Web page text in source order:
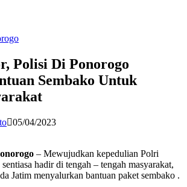
Polisi Di Ponorogo
Sembako Untuk
05/04/2023
– Mewujudkan kepedulian Polri
sentiasa hadir di tengah – tengah masyarakat,
Jatim menyalurkan bantuan paket sembako .